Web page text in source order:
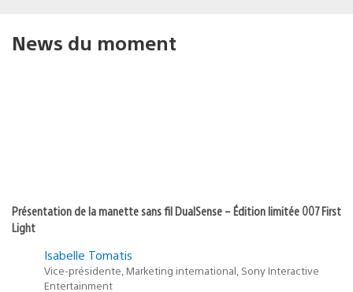
News du moment
Présentation de la manette sans fil DualSense – Édition limitée 007 First
Light
Isabelle Tomatis
Vice-présidente, Marketing international, Sony Interactive
Entertainment